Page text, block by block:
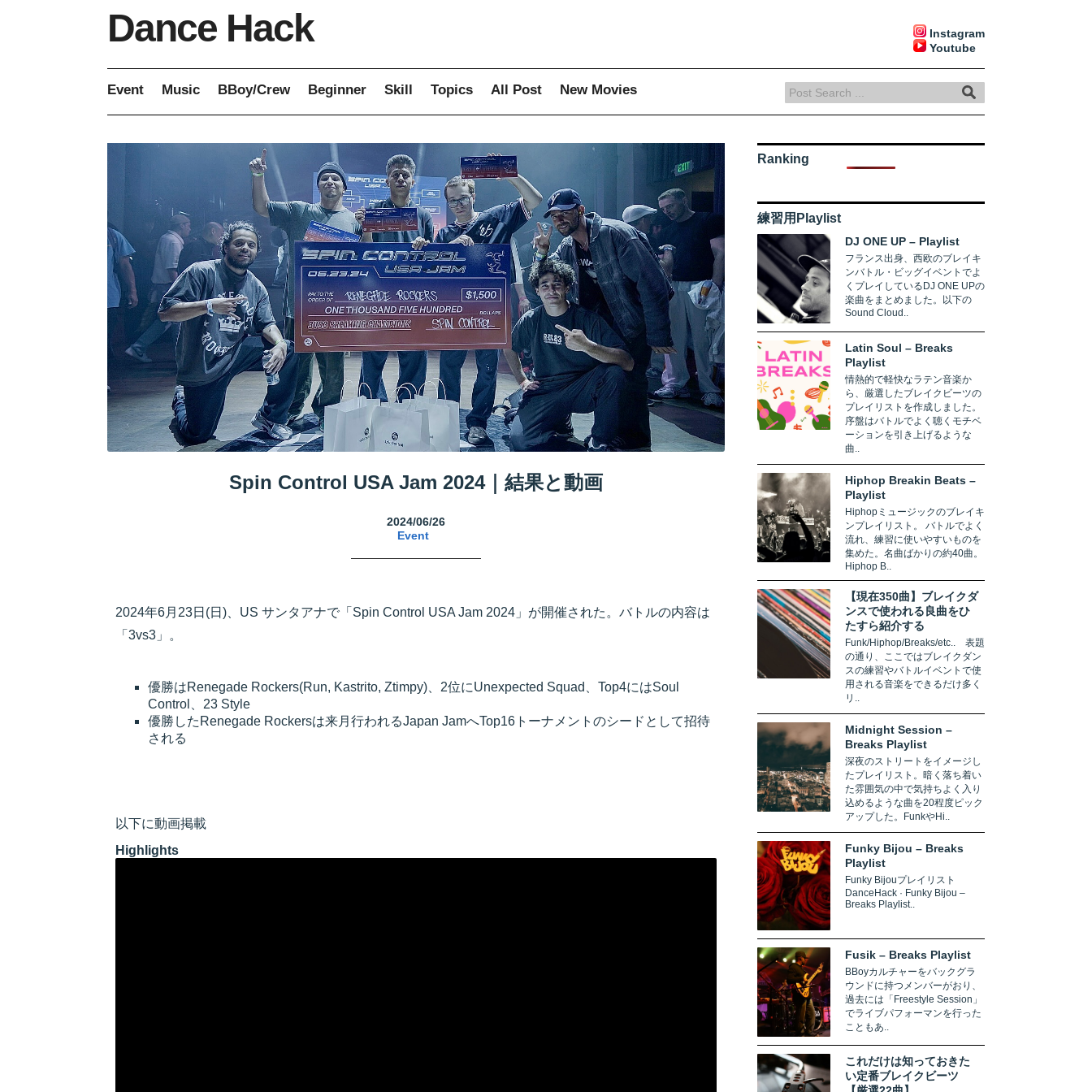
Dance Hack
Instagram
Youtube
Event Music BBoy/Crew Beginner Skill Topics All Post New Movies
Spin Control‬ USA Jam 2024｜結果と動画
2024/06/26
Event
2024年6月23日(日)、US サンタアナで「Spin Control‬ USA Jam 2024」が開催された。バトルの内容は
「3vs3」。
優勝はRenegade Rockers(Run, Kastrito, Ztimpy)、2位にUnexpected Squad、Top4にはSoul
Control、23 Style
優勝したRenegade Rockersは来月行われるJapan JamへTop16トーナメントのシードとして招待
される
以下に動画掲載
Highlights
Ranking
練習用Playlist
DJ ONE UP – Playlist
フランス出身、西欧のブレイキ
ンバトル・ビッグイベントでよ
くプレイしているDJ ONE UPの
楽曲をまとめました。以下の
Sound Cloud..
Latin Soul – Breaks
Playlist
情熱的で軽快なラテン音楽か
ら、厳選したブレイクビーツの
プレイリストを作成しました。
序盤はバトルでよく聴くモチベ
ーションを引き上げるような
曲..
Hiphop Breakin Beats –
Playlist
Hiphopミュージックのブレイキ
ンプレイリスト。 バトルでよく
流れ、練習に使いやすいものを
集めた。名曲ばかりの約40曲。
Hiphop B..
【現在350曲】ブレイクダ
ンスで使われる良曲をひ
たすら紹介する
Funk/Hiphop/Breaks/etc.. 表題
の通り、ここではブレイクダン
スの練習やバトルイベントで使
用される音楽をできるだけ多く
リ..
Midnight Session –
Breaks Playlist
深夜のストリートをイメージし
たプレイリスト。暗く落ち着い
た雰囲気の中で気持ちよく入り
込めるような曲を20程度ピック
アップした。FunkやHi..
Funky Bijou – Breaks
Playlist
Funky Bijouプレイリスト
DanceHack · Funky Bijou –
Breaks Playlist..
Fusik – Breaks Playlist
BBoyカルチャーをバックグラ
ウンドに持つメンバーがおり、
過去には「Freestyle Session」
でライブパフォーマンを行った
こともあ..
これだけは知っておきた
い定番ブレイクビーツ